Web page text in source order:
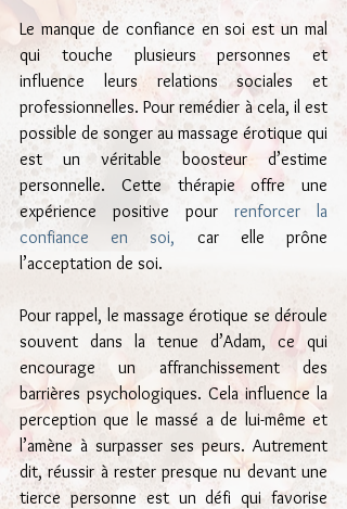
Le manque de confiance en soi est un mal
qui touche plusieurs personnes et
influence leurs relations sociales et
professionnelles. Pour remédier à cela, il est
possible de songer au massage érotique qui
est un véritable boosteur d’estime
personnelle. Cette thérapie offre une
expérience positive pour renforcer la
confiance en soi, car elle prône
l’acceptation de soi.
Pour rappel, le massage érotique se déroule
souvent dans la tenue d’Adam, ce qui
encourage un affranchissement des
barrières psychologiques. Cela influence la
perception que le massé a de lui-même et
l’amène à surpasser ses peurs. Autrement
dit, réussir à rester presque nu devant une
tierce personne est un défi qui favorise